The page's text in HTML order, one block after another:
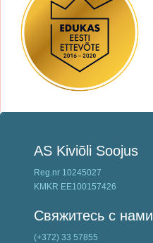
AS Kiviõli Soojus
Reg.nr 10245027
KMKR EE100157426
Свяжитесь с нами
(+372) 33 57855